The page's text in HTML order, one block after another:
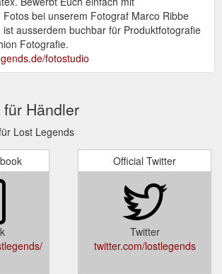
bei unserem Fotograf Marco Ribbe
ist ausserdem buchbar für Produktfotografie
Fotografie.
fotostudio
Händler
Lost Legends
Official Twitter
Twitter
twitter.com/lostlegends